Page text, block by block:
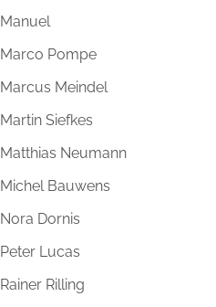
Manuel
Marco Pompe
Marcus Meindel
Martin Siefkes
Matthias Neumann
Michel Bauwens
Nora Dornis
Peter Lucas
Rainer Rilling